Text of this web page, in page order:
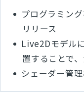
プログラミン
リリース
Live2Dモデル
置することで
シェーダー管